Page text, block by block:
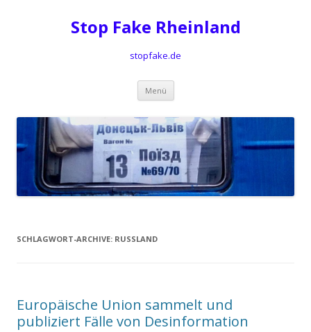
Stop Fake Rheinland
stopfake.de
Menü Springe
Inhalt
SCHLAGWORT-ARCHIVE: RUSSLAND
Europäische Union sammelt und
publiziert Fälle von Desinformation